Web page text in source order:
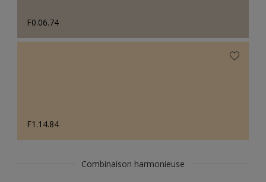
F0.06.74
F1.14.84
Combinaison harmonieuse